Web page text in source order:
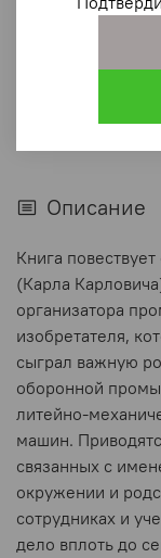
(0)
Описание
Книга
(Карла
организатора
изобретателя,
сыграл важную
оборонной
литейно-
машин.
связанных с
окружении и
сотрудниках и
дело вплоть до